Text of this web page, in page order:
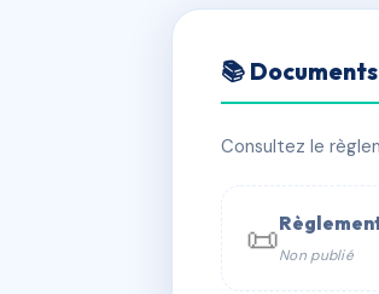
114
📍 114 r de
📞 Contacter
📚
Consultez le
📜Non publié